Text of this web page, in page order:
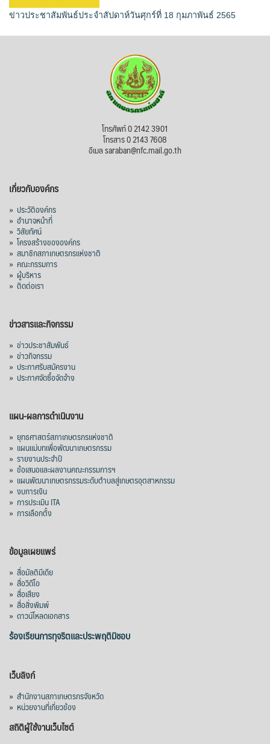
ข่าวประชาสัมพันธ์ประจำสัปดาห์วันศุกร์ที่ 18 กุมภาพันธ์ 2565
โทรศัพท์ 0 2142 3901
โทรสาร 0 2143 7608
อีเมล saraban@nfc.mail.go.th
เกี่ยวกับองค์กร
» ประวัติองค์กร
» อำนาจหน้าที่
» วิสัยทัศน์
» โครงสร้างขององค์กร
» สมาชิกสภาเกษตรกรแห่งชาติ
» คณะกรรมการ
» ผู้บริหาร
» ติดต่อเรา
ข่าวสารและกิจกรรม
» ข่าวประชาสัมพันธ์
» ข่าวกิจกรรม
» ประกาศรับสมัครงาน
» ประกาศจัดซื้อจัดจ้าง
แผน-ผลการดำเนินงาน
» ยุทธศาสตร์สภาเกษตรกรแห่งชาติ
» แผนแม่บทเพื่อพัฒนาเกษตรกรรม
» รายงานประจำปี
» ข้อเสนอและผลงานคณะกรรมการฯ
» แผนพัฒนาเกษตรกรรมระดับตำบลสู่เกษตรอุตสาหกรรม
» งบการเงิน
» การประเมิน ITA
» การเลือกตั้ง
ข้อมูลเผยแพร่
» สื่อมัลติมีเดีย
» สื่อวิดีโอ
» สื่อเสียง
» สื่อสิ่งพิมพ์
» ดาวน์โหลดเอกสาร
ร้องเรียนการทุจริตและประพฤติมิชอบ
เว็บลิงก์
» สำนักงานสภาเกษตรกรจังหวัด
» หน่วยงานที่เกี่ยวข้อง
สถิติผู้ใช้งานเว็บไซต์